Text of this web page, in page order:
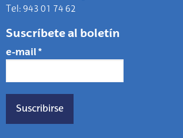
Tel: 943 01 74 62
Suscríbete al boletín
e-mail *